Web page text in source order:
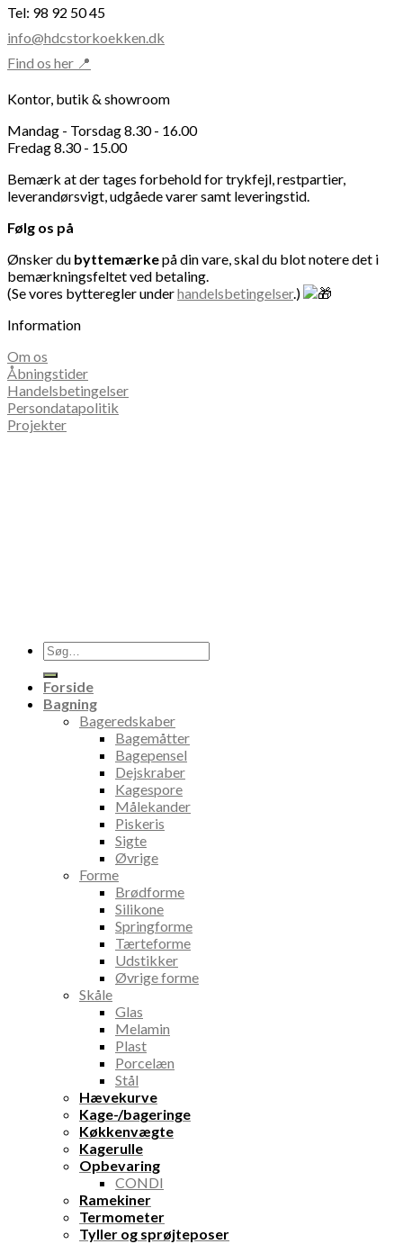
Tel: 98 92 50 45
info@hdcstorkoekken.dk
Find os her 📍
Kontor, butik & showroom
Mandag - Torsdag 8.30 - 16.00
Fredag 8.30 - 15.00
Bemærk at der tages forbehold for trykfejl, restpartier,
leverandørsvigt, udgåede varer samt leveringstid.
Følg os på
Ønsker du byttemærkepå din vare, skal du blot notere det i
bemærkningsfeltet ved betaling.
(Se vores bytteregler underhandelsbetingelser.)
Information
Om os
Åbningstider
Handelsbetingelser
Persondatapolitik
Projekter
Søg
efter:
Forside
Bagning
Bageredskaber
Bagemåtter
Bagepensel
Dejskraber
Kagespore
Målekander
Piskeris
Sigte
Øvrige
Forme
Brødforme
Silikone
Springforme
Tærteforme
Udstikker
Øvrige forme
Skåle
Glas
Melamin
Plast
Porcelæn
Stål
Hævekurve
Kage-/bageringe
Køkkenvægte
Kagerulle
Opbevaring
CONDI
Ramekiner
Termometer
Tyller og sprøjteposer